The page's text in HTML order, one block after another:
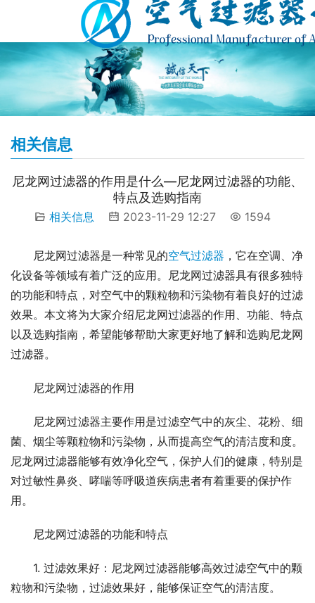
相关信息
尼龙网过滤器的作用是什么—尼龙网过滤器的功能、
特点及选购指南
相关信息 2023-11-29 12:27 1594
尼龙网过滤器是一种常见的空气过滤器 ，它在空调、净
化设备等领域有着广泛的应用。尼龙网过滤器具有很多独特
的功能和特点，对空气中的颗粒物和污染物有着良好的过滤
效果。本文将为大家介绍尼龙网过滤器的作用、功能、特点
以及选购指南，希望能够帮助大家更好地了解和选购尼龙网
过滤器。
尼龙网过滤器的作用
尼龙网过滤器主要作用是过滤空气中的灰尘、花粉、细
菌、烟尘等颗粒物和污染物，从而提高空气的清洁度和度。
尼龙网过滤器能够有效净化空气，保护人们的健康，特别是
对过敏性鼻炎、哮喘等呼吸道疾病患者有着重要的保护作
用。
尼龙网过滤器的功能和特点
1. 过滤效果好：尼龙网过滤器能够高效过滤空气中的颗
粒物和污染物，过滤效果好，能够保证空气的清洁度。